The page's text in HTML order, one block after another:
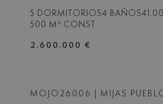
5 DORMITORIOS4 BAÑOS
500 M² CONST.
2.600.000 €
MOJO26006 | MIJAS